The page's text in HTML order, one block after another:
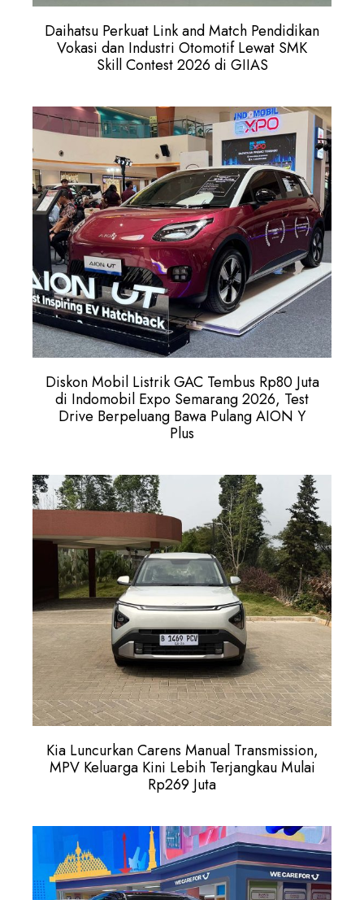
Daihatsu Perkuat Link and Match Pendidikan
Vokasi dan Industri Otomotif Lewat SMK
Skill Contest 2026 di GIIAS
Diskon Mobil Listrik GAC Tembus Rp80 Juta
di Indomobil Expo Semarang 2026, Test
Drive Berpeluang Bawa Pulang AION Y
Plus
Kia Luncurkan Carens Manual Transmission,
MPV Keluarga Kini Lebih Terjangkau Mulai
Rp269 Juta